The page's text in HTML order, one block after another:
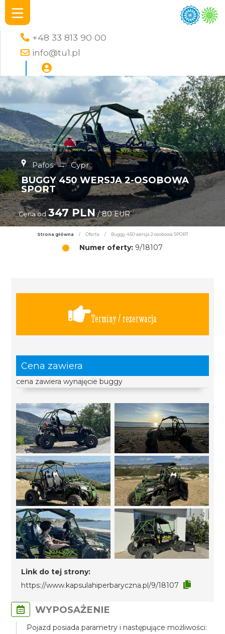
+48 33 813 90 00
info@tu1.pl
Pafos → Cypr
BUGGY 450 WERSJA 2-OSOBOWA
SPORT
Cena od 347 PLN/ 80 EUR
Strona główna / Oferta / Buggy 450 wersja 2-osobowa SPORT
Numer oferty: 9/18107
Terminy / rezerwacja
Cena zawiera
cena zawiera wynajęcie buggy
Link do tej strony:
https://www.kapsulahiperbaryczna.pl/9/18107
WYPOSAŻENIE
Pojazd posiada parametry i następujące możliwości: